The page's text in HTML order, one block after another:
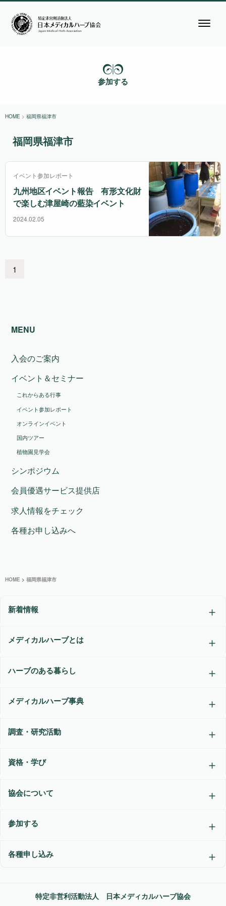
参加する
HOME > 福岡県福津市
福岡県福津市
イベント参加レポート
九州地区イベント報告 有形文化財
で楽しむ津屋崎の藍染イベント
2024.02.05
1
MENU
入会のご案内
イベント＆セミナー
これからある行事
イベント参加レポート
オンラインイベント
国内ツアー
植物園見学会
シンポジウム
会員優遇サービス提供店
求人情報をチェック
各種お申し込みへ
HOME > 福岡県福津市
新着情報
メディカルハーブとは
ハーブのある暮らし
メディカルハーブ事典
調査・研究活動
資格・学び
協会について
参加する
各種申し込み
特定非営利活動法人 日本メディカルハーブ協会